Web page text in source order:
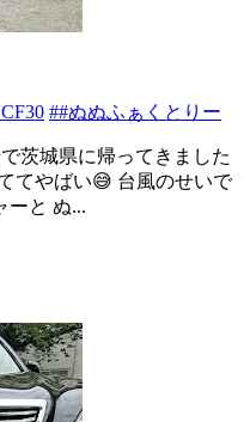
##ぬぬふぁくとりー
茨城県に帰ってきました
てやばい😅 台風のせいで
ーと ぬ...